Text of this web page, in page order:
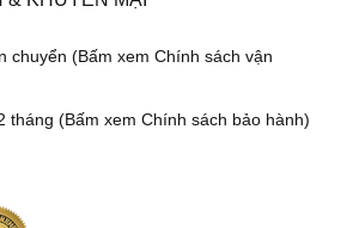
chuyển (Bấm xem Chính sách vận
tháng (Bấm xem Chính sách bảo hành)